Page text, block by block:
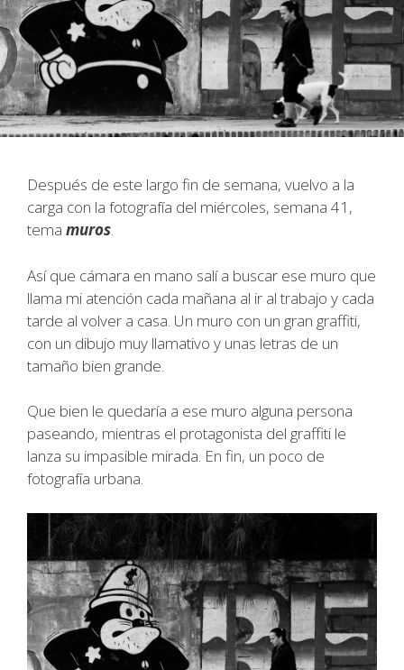
Después de este largo fin de semana, vuelvo a la
carga con la fotografía del miércoles, semana 41,
tema muros.
Así que cámara en mano salí a buscar ese muro que
llama mi atención cada mañana al ir al trabajo y cada
tarde al volver a casa. Un muro con un gran graffiti,
con un dibujo muy llamativo y unas letras de un
tamaño bien grande.
Que bien le quedaría a ese muro alguna persona
paseando, mientras el protagonista del graffiti le
lanza su impasible mirada. En fin, un poco de
fotografía urbana.